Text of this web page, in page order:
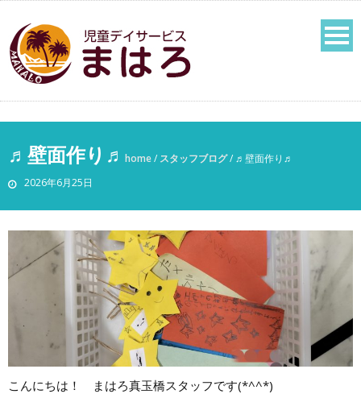
♬壁面作り♬
2026年6月25日
home/ スタッフブログ/ ♬壁面作り♬
こんにちは！ まはろ真玉橋スタッフです(*^^*)